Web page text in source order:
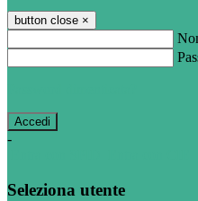
button close ×
-
Seleziona utente